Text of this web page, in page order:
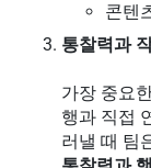
콘텐
통찰력과
가장 중요
행과 직접
러낼 때 팀